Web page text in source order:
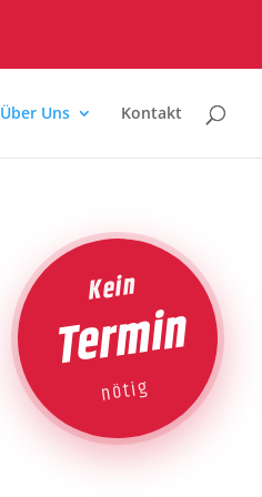
Über Uns Kontakt
Kein
Termin
nötig